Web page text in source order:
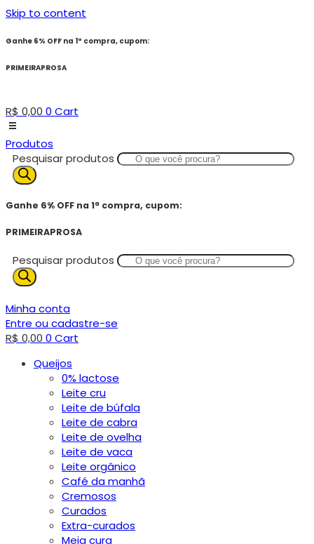
Skip to content
Ganhe 6% OFF na 1ª compra, cupom:
PRIMEIRAPROSA
R$ 0,00 0 Cart
Produtos
Pesquisar produtos
Ganhe 6% OFF na 1ª compra, cupom:
PRIMEIRAPROSA
Pesquisar produtos
Minha conta
Entre ou cadastre-se
R$ 0,00 0 Cart
Queijos
0% lactose
Leite cru
Leite de búfala
Leite de cabra
Leite de ovelha
Leite de vaca
Leite orgânico
Café da manhã
Cremosos
Curados
Extra-curados
Meia cura